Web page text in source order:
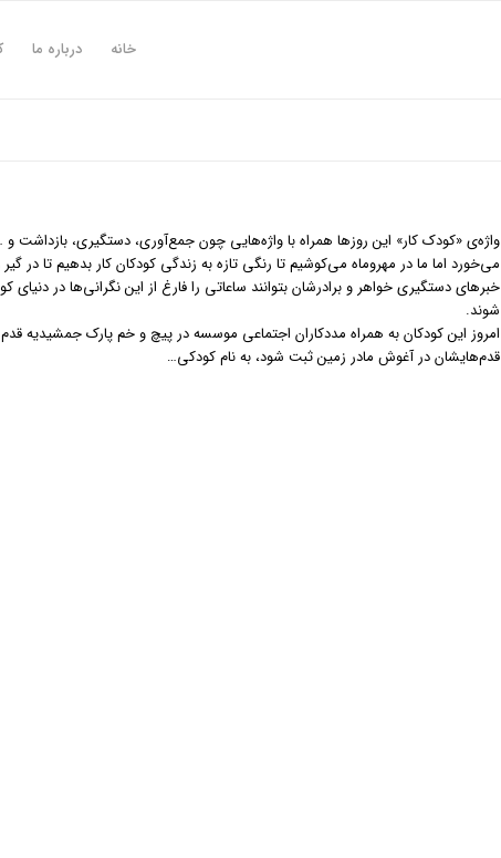
خانه درباره ما
واژه‌ی «کودک کار» این روزها همراه با واژه‌هایی چون جمع‌آوری، دستگیری، بازداشت
می‌خورد اما ما در مهروماه می‌کوشیم تا رنگی تازه به زندگی کودکان کار بدهیم تا در
خبرهای دستگیری خواهر و برادرشان بتوانند ساعاتی را فارغ از این نگرانی‌ها در دنیای
شوند.
امروز این کودکان به همراه مددکاران اجتماعی موسسه در پیچ و خم پارک جمشیدیه قدم
قدم‌هایشان در آغوش مادر زمین ثبت شود، به نام کودکی…